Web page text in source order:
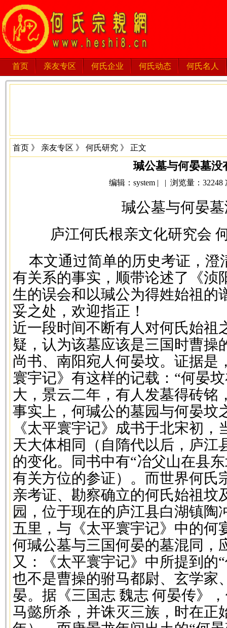
首页 亲友专区 何氏企业 何氏动态 何氏名人
首页 》 亲友专区 》 何氏研究 》 正文
瑊公墓与何晏墓没
编辑：system | | 浏览量：32248
瑊公墓与何晏
庐江何氏根亲文化研究会
本文通过简单的历史考证，澄
有关系的事实，顺带论述了《浈
生的误会和以瑊公为得姓始祖的
妥之处，欢迎指正！
近一段时间不断有人对何氏始祖
疑，认为该墓应该是三国时曹操
尚书、南阳宛人何晏坟。证据是
寰宇记》有这样的记载：“何晏
大，景云二年，有人发墓得砖铭
事实上，何瑊公的墓园与何晏坟
《太平寰宇记》成书于北宋初
天大体相同（自隋代以后，庐江
的变化。同书中有“冶父山在县
有关方位的参证）。而世界何氏
亲考证、勘察确立的何氏始祖坟
园，位于现在的庐江县白湖镇陶
五里，与《太平寰宇记》中的何
何瑊公墓与三国何晏的墓混同，
又：《太平寰宇记》中所提到的
也不是曹操的驸马都尉、玄学家
晏。据《三国志 魏志 何晏传》
马懿所杀，并诛灭三族，时在正